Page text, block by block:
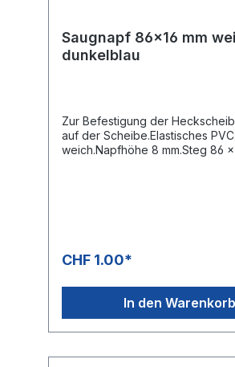
Saugnapf 86x16 mm
dunkelblau
Zur Befestigung der
auf der Scheibe.Elastisches
weich.Napfhöhe 8 mm.Steg 86 x
CHF 1.00*
In den Warenkorb